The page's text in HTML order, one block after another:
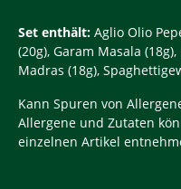
Set enthält: Aglio Olio
(20g), Garam Masala
Madras (18g),
Kann Spuren von
Allergene und Zutaten
einzelnen Artikel